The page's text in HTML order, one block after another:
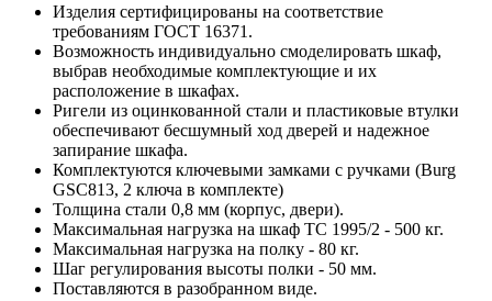
Изделия сертифицированы на соответствие
требованиям ГОСТ 16371.
Возможность индивидуально смоделировать шкаф,
выбрав необходимые комплектующие и их
расположение в шкафах.
Ригели из оцинкованной стали и пластиковые втулки
обеспечивают бесшумный ход дверей и надежное
запирание шкафа.
Комплектуются ключевыми замками с ручками (Burg
GSC813, 2 ключа в комплекте)
Толщина стали 0,8 мм (корпус, двери).
Максимальная нагрузка на шкаф ТС 1995/2 - 500 кг.
Максимальная нагрузка на полку - 80 кг.
Шаг регулирования высоты полки - 50 мм.
Поставляются в разобранном виде.